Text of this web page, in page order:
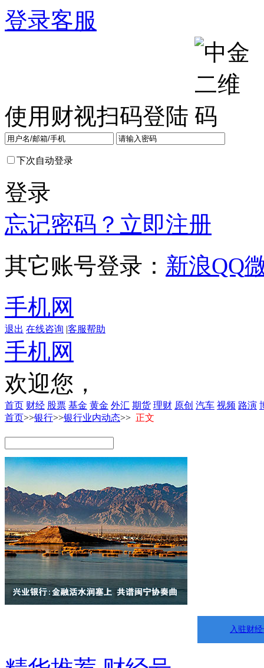
登录客服
使用财视扫码登陆
下次自动登录
登录
忘记密码？ 立即注册
其它账号登录： 新浪QQ
手机网
退出 在线咨询 |客服帮助
手机网
欢迎您，
首页 财经 股票 基金 黄金 外汇 期货 理财 原创 汽车 视频 路演
首页>>银行>>银行业内动态>> 正文
入驻财